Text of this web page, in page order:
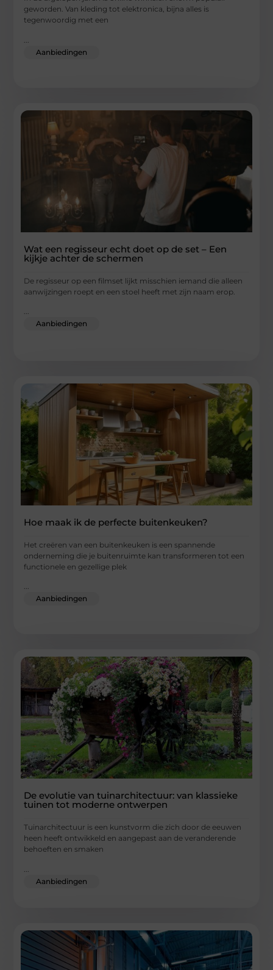
geworden. Van kleding tot elektronica, bijna alles is
tegenwoordig met een
Aanbiedingen
Wat een regisseur echt doet op de set – Een
kijkje achter de schermen
De regisseur op een filmset lijkt misschien iemand die alleen
aanwijzingen roept en een stoel heeft met zijn naam erop.
...
Aanbiedingen
Hoe maak ik de perfecte buitenkeuken?
Het creëren van een buitenkeuken is een spannende
onderneming die je buitenruimte kan transformeren tot een
functionele en gezellige plek
...
Aanbiedingen
De evolutie van tuinarchitectuur: van klassieke
tuinen tot moderne ontwerpen
Tuinarchitectuur is een kunstvorm die zich door de eeuwen
heen heeft ontwikkeld en aangepast aan de veranderende
behoeften en smaken
Aanbiedingen